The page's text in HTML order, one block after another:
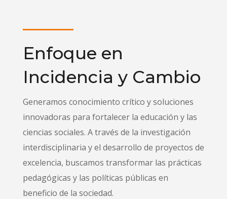
Enfoque en
Incidencia y Cambio
Generamos conocimiento crítico y soluciones
innovadoras para fortalecer la educación y las
ciencias sociales. A través de la investigación
interdisciplinaria y el desarrollo de proyectos de
excelencia, buscamos transformar las prácticas
pedagógicas y las políticas públicas en
beneficio de la sociedad.